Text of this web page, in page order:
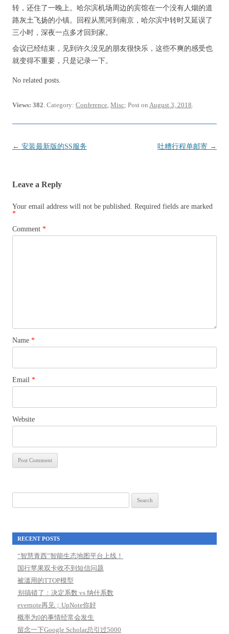
转，还住了一晚上。哈尔滨机场周边的宾馆在一个没有人烟的道
路灰土飞扬的小镇。回程从黑河到南京，哈尔滨中转时又延误了
三小时，深夜一点多才回到家。
会议已经结束，见到许久没见的朋友很快乐，这些不爽的感受也
就变得不重要，只是记录一下。
No related posts.
Views: 382. Category: Conference, Misc; Post on August 3, 2018.
Post
← 安装最新版的SS服务 吐糟行程单邮寄 →
Leave a Reply
Your email address will not be published. Required fields are marked
*
Comment *
Name *
Email *
Website
for:
RECENT POSTS
“智慧青西”智能生态地图平台上线！
国行苹果双卡收不到短信问题
被滥用的TTOP模型
别搞错了：决定系数 vs 纳什系数
evernote再见；UpNote你好
概率为0的事情经常会发生
留念一下Google Scholar总引过5000